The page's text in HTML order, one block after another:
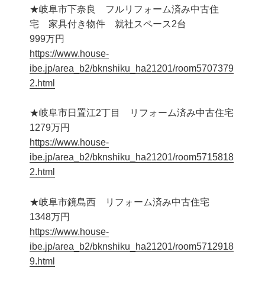
★岐阜市下奈良 フルリフォーム済み中古住
宅 家具付き物件 就社スペース2台
999万円
https://www.house-
ibe.jp/area_b2/bknshiku_ha21201/room5707379
2.html
★岐阜市日置江2丁目 リフォーム済み中古住宅
1279万円
https://www.house-
ibe.jp/area_b2/bknshiku_ha21201/room5715818
2.html
★岐阜市鏡島西 リフォーム済み中古住宅
1348万円
https://www.house-
ibe.jp/area_b2/bknshiku_ha21201/room5712918
9.html